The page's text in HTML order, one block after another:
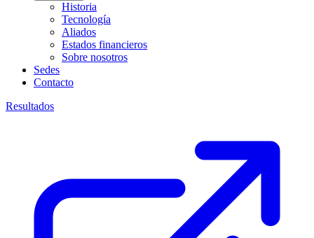
Historia
Tecnología
Aliados
Estados financieros
Sobre nosotros
Sedes
Contacto
Resultados